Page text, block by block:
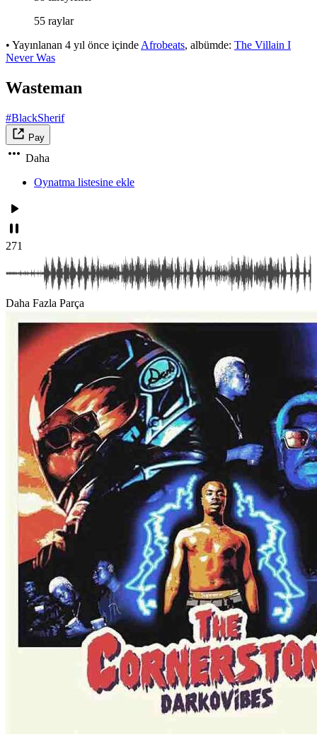
55 raylar
• Yayınlanan 4 yıl önce içinde Afrobeats, albümde: The Villain I
Never Was
Wasteman
#BlackSherif
Pay
Daha
Oynatma listesine ekle
271
Daha Fazla Parça